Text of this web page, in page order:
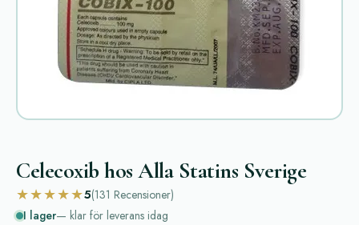
Celecoxib hos Alla Statins Sverige
★★★★★5(131 Recensioner)
I lager— klar för leverans idag